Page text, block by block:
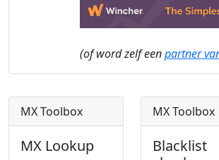
(of word zelf eenpartner
MX Toolbox
MX Lookup
MX Toolbox
Blacklist